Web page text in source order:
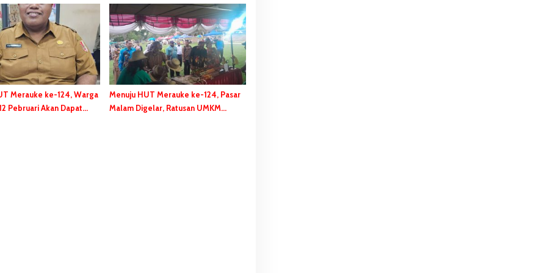
Merauke ke-124, Warga
Pebruari Akan Dapat
Menuju HUT Merauke ke-124, Pasar
Malam Digelar, Ratusan UMKM